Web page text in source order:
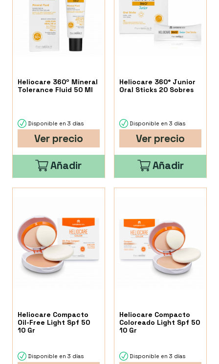
Heliocare 360º Mineral
Tolerance Fluid 50 Ml
Disponible en 3 días
Ver precio
Añadir
Heliocare 360° Junior
Oral Sticks 20 Sobres
Disponible en 3 días
Ver precio
Añadir
Heliocare Compacto
Oil-Free Light Spf 50
10 Gr
Disponible en 3 días
Heliocare Compacto
Coloreado Light Spf 50
10 Gr
Disponible en 3 días